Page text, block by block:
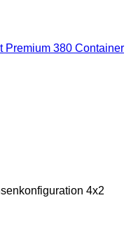
Premium 380 Container
4x2